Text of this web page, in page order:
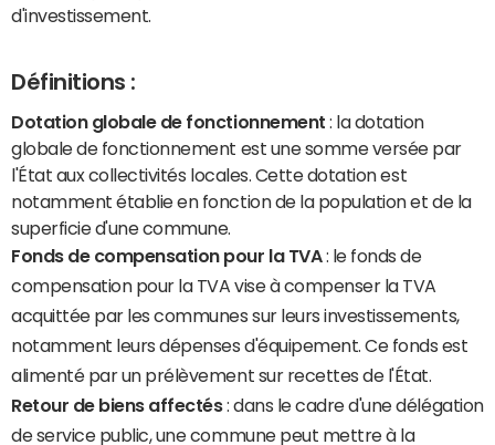
d'investissement.
Définitions :
Dotation globale de fonctionnement : la dotation
globale de fonctionnement est une somme versée par
l'État aux collectivités locales. Cette dotation est
notamment établie en fonction de la population et de la
superficie d'une commune.
Fonds de compensation pour la TVA: le fonds de
compensation pour la TVA vise à compenser la TVA
acquittée par les communes sur leurs investissements,
notamment leurs dépenses d'équipement. Ce fonds est
alimenté par un prélèvement sur recettes de l'État.
Retour de biens affectés: dans le cadre d'une délégation
de service public, une commune peut mettre à la